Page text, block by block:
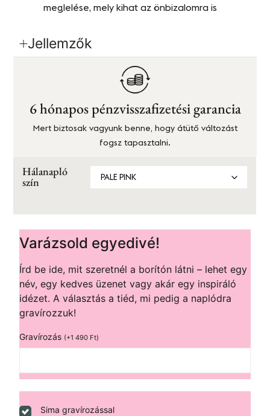
meglelése, mely kihat az önbizalomra is
Jellemzők
6 hónapos pénzvisszafizetési garancia
Mert biztosak vagyunk benne, hogy átütő változást
fogsz tapasztalni.
Hálanapló
szín
Varázsold egyedivé!
Írd be ide, mit szeretnél a borítón látni – lehet egy
név, egy kedves üzenet vagy akár egy inspiráló
idézet. A választás a tiéd, mi pedig a naplódra
gravírozzuk!
Gravírozás (+1 490 Ft)
Sima gravírozással